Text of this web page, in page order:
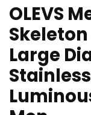
OLEVS
Large